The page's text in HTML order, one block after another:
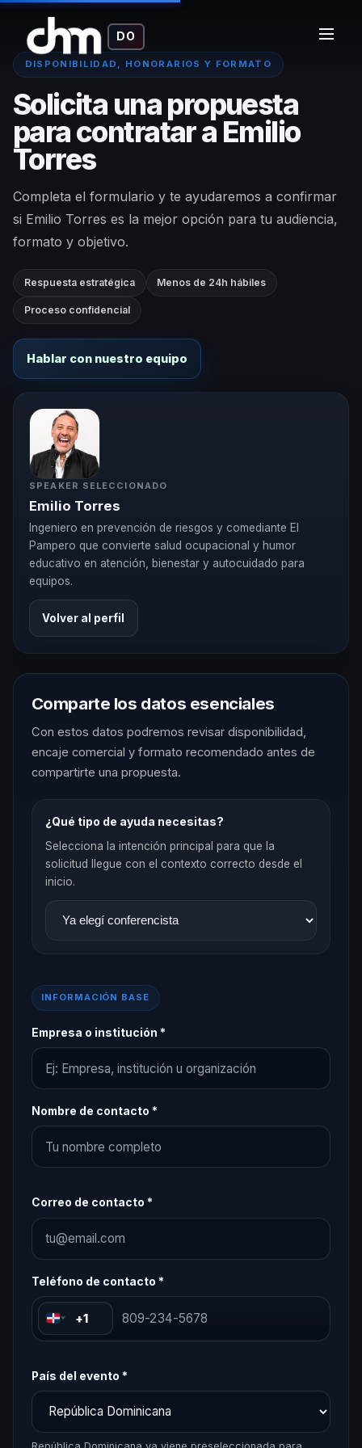
DO
DISPONIBILIDAD, HONORARIOS Y FORMATO
Solicita una propuesta
para contratar a Emilio
Torres
Completa el formulario y te ayudaremos a confirmar
si Emilio Torres es la mejor opción para tu audiencia,
formato y objetivo.
Respuesta estratégica Menos de 24h hábiles
Proceso confidencial
Hablar con nuestro equipo
SPEAKER SELECCIONADO
Emilio Torres
Ingeniero en prevención de riesgos y comediante El
Pampero que convierte salud ocupacional y humor
educativo en atención, bienestar y autocuidado para
equipos.
Volver al perfil
Comparte los datos esenciales
Con estos datos podremos revisar disponibilidad,
encaje comercial y formato recomendado antes de
compartirte una propuesta.
¿Qué tipo de ayuda necesitas?
Selecciona la intención principal para que la
solicitud llegue con el contexto correcto desde el
inicio.
INFORMACIÓN BASE
Empresa o institución *
Nombre de contacto *
Correo de contacto *
Teléfono de contacto *
+1
País del evento *